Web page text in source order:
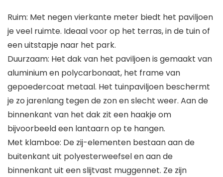
Ruim: Met negen vierkante meter biedt het paviljoen
je veel ruimte. Ideaal voor op het terras, in de tuin of
een uitstapje naar het park.
Duurzaam: Het dak van het paviljoen is gemaakt van
aluminium en polycarbonaat, het frame van
gepoedercoat metaal. Het tuinpaviljoen beschermt
je zo jarenlang tegen de zon en slecht weer. Aan de
binnenkant van het dak zit een haakje om
bijvoorbeeld een lantaarn op te hangen.
Met klamboe: De zij-elementen bestaan aan de
buitenkant uit polyesterweefsel en aan de
binnenkant uit een slijtvast muggennet. Ze zijn